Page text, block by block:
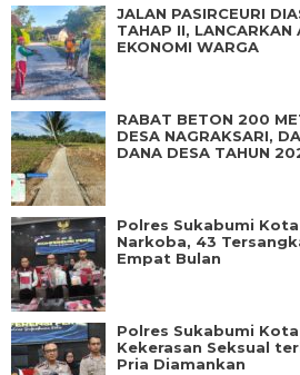
JALAN PASIRCEURI
TAHAP II, LANCARKAN
EKONOMI WARGA
RABAT BETON 200
DESA NAGRAKSARI,
DANA DESA TAHUN
Polres Sukabumi
Narkoba, 43
Empat Bulan
Polres Sukabumi
Kekerasan Seksual
Pria Diamankan